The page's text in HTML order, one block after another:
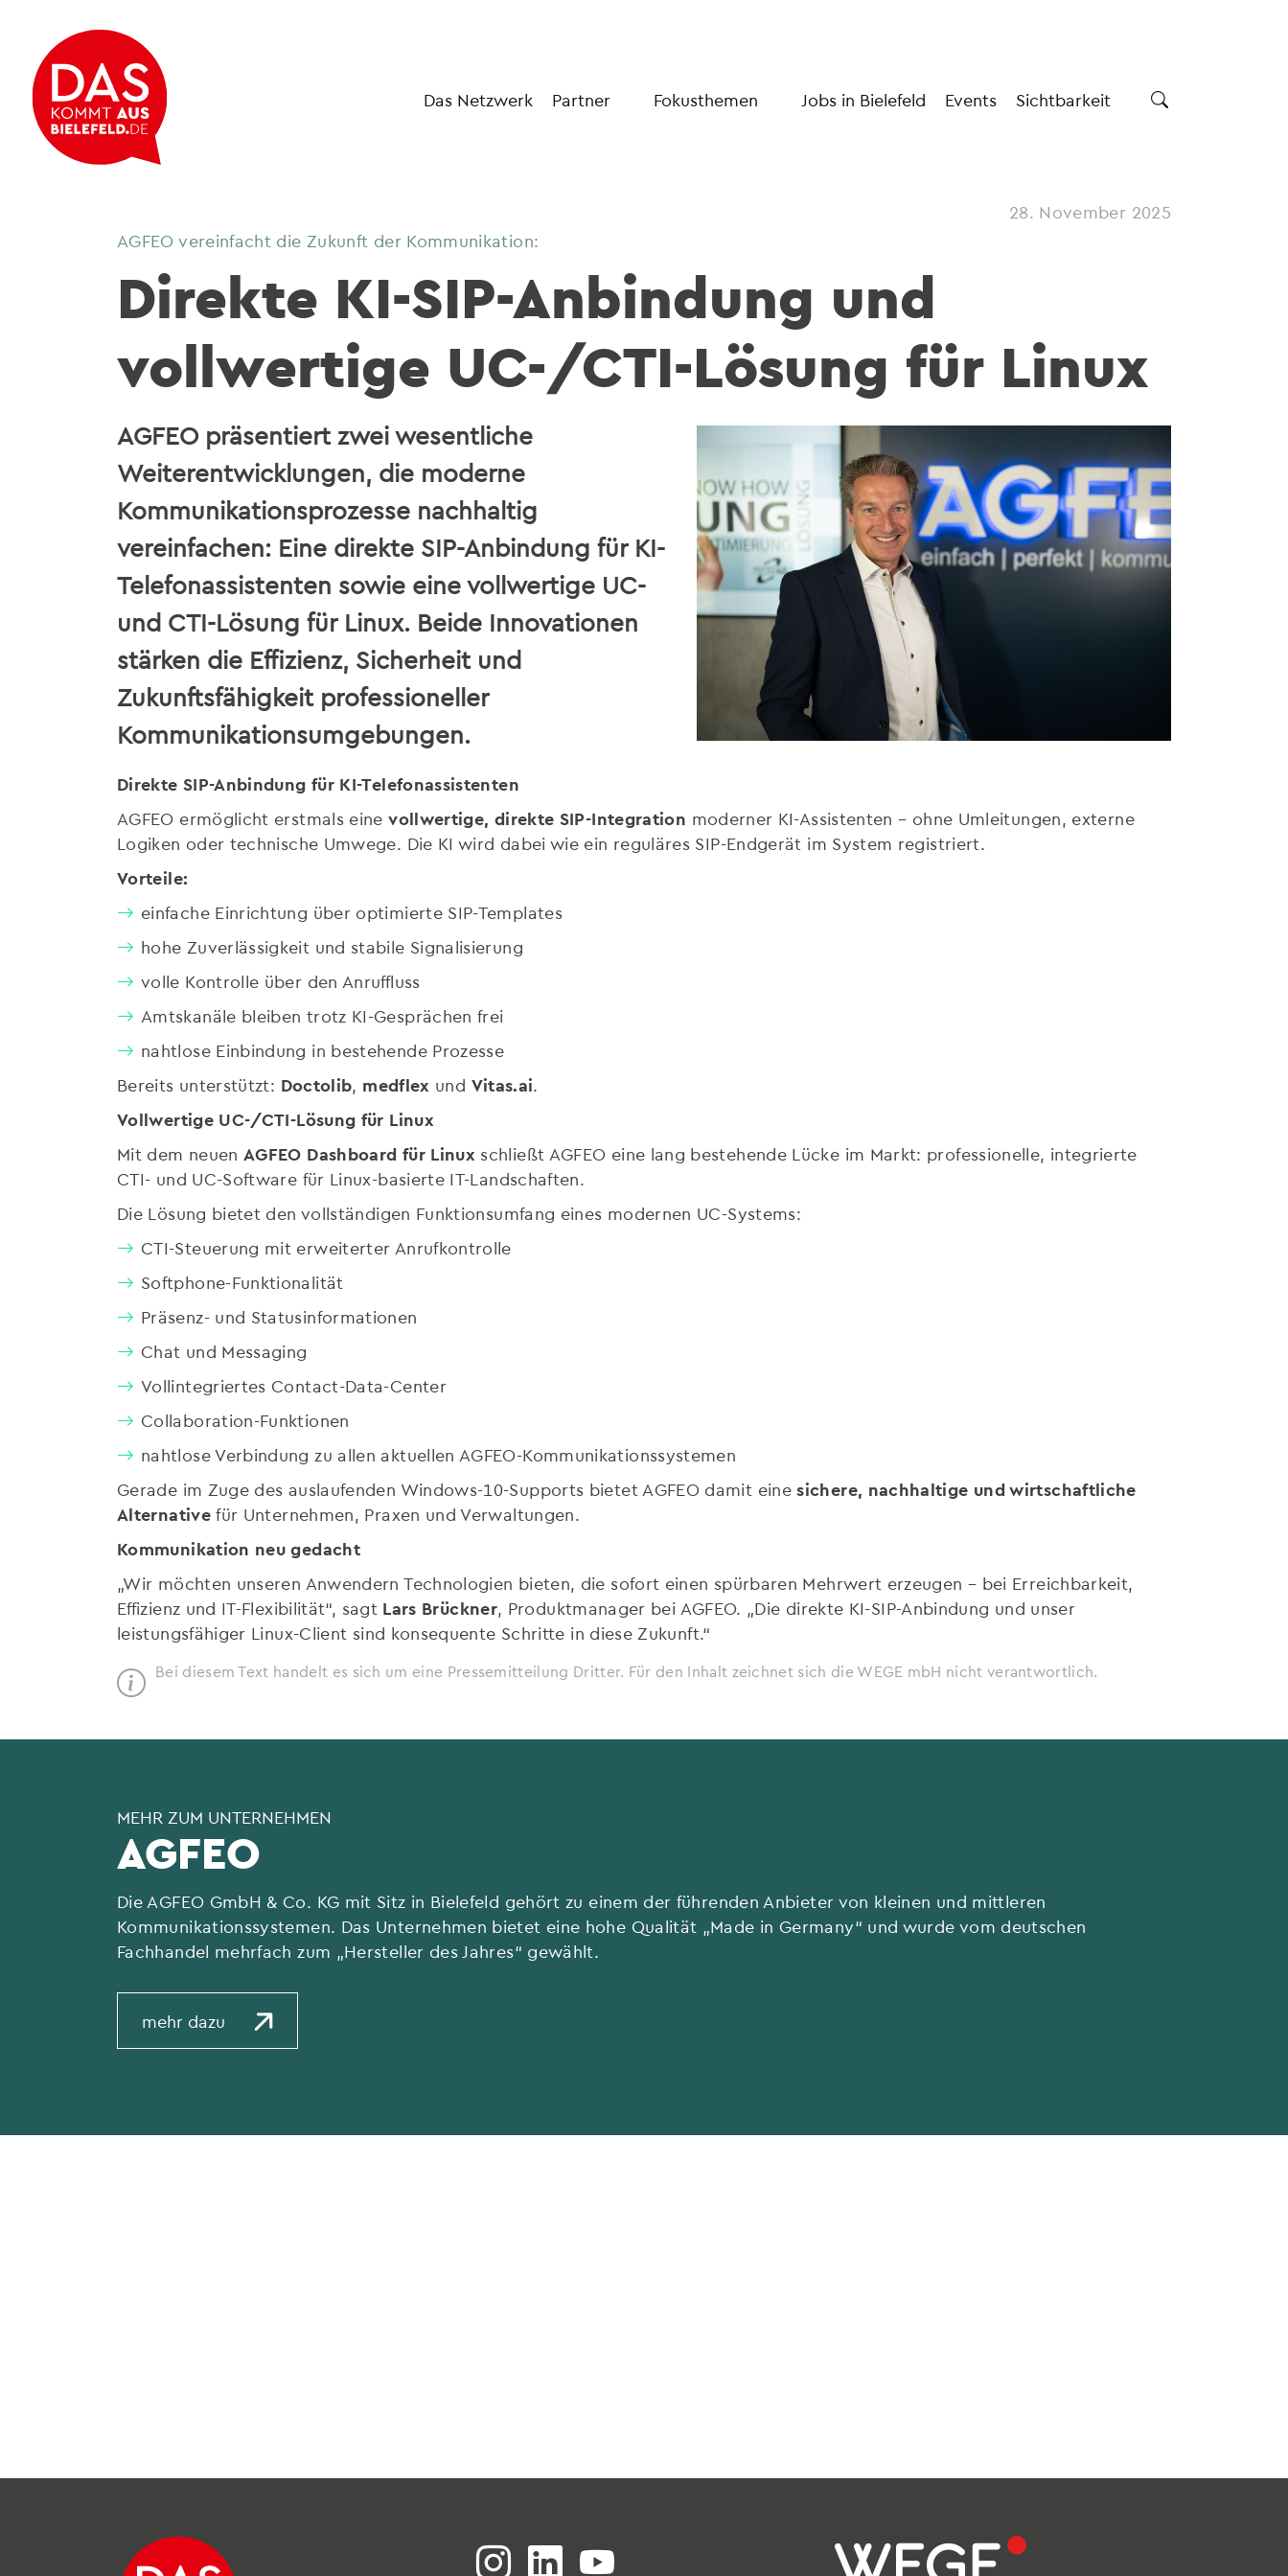
Das Netzwerk Partner Fokusthemen Jobs in Bielefeld Events Sichtbarkeit
28. November 2025
AGFEO vereinfacht die Zukunft der Kommunikation:
Direkte KI-SIP-Anbindung und
vollwertige UC-/CTI-Lösung für Linux
AGFEO präsentiert zwei wesentliche
Weiterentwicklungen, die moderne
Kommunikationsprozesse nachhaltig
vereinfachen: Eine direkte SIP-Anbindung für KI-
Telefonassistenten sowie eine vollwertige UC-
und CTI-Lösung für Linux. Beide Innovationen
stärken die Effizienz, Sicherheit und
Zukunftsfähigkeit professioneller
Kommunikationsumgebungen.
Direkte SIP-Anbindung für KI-Telefonassistenten
AGFEO ermöglicht erstmals einevollwertige, direkte SIP-Integration moderner KI-Assistenten – ohne Umleitungen, externe
Logiken oder technische Umwege. Die KI wird dabei wie ein reguläres SIP-Endgerät im System registriert.
Vorteile:
einfache Einrichtung über optimierte SIP-Templates
hohe Zuverlässigkeit und stabile Signalisierung
volle Kontrolle über den Anruffluss
Amtskanäle bleiben trotz KI-Gesprächen frei
nahtlose Einbindung in bestehende Prozesse
Bereits unterstützt: Doctolib medflex und Vitas.ai
Vollwertige UC-/CTI-Lösung für Linux
Mit dem neuen AGFEO Dashboard für Linux schließt AGFEO eine lang bestehende Lücke im Markt: professionelle, integrierte
CTI- und UC-Software für Linux-basierte IT-Landschaften.
Die Lösung bietet den vollständigen Funktionsumfang eines modernen UC-Systems:
CTI-Steuerung mit erweiterter Anrufkontrolle
Softphone-Funktionalität
Präsenz- und Statusinformationen
Chat und Messaging
Vollintegriertes Contact-Data-Center
Collaboration-Funktionen
nahtlose Verbindung zu allen aktuellen AGFEO-Kommunikationssystemen
Gerade im Zuge des auslaufenden Windows-10-Supports bietet AGFEO damit eine sichere, nachhaltige und wirtschaftliche
Alternativefür Unternehmen, Praxen und Verwaltungen.
Kommunikation neu gedacht
„Wir möchten unseren Anwendern Technologien bieten, die sofort einen spürbaren Mehrwert erzeugen – bei Erreichbarkeit,
Effizienz und IT-Flexibilität“, sagt Lars Brückner , Produktmanager bei AGFEO. „Die direkte KI-SIP-Anbindung und unser
leistungsfähiger Linux-Client sind konsequente Schritte in diese Zukunft.“
Bei diesem Text handelt es sich um eine Pressemitteilung Dritter. Für den Inhalt zeichnet sich die WEGE mbH nicht verantwortlich.
MEHR ZUM UNTERNEHMEN
AGFEO
Die AGFEO GmbH & Co. KG mit Sitz in Bielefeld gehört zu einem der führenden Anbieter von kleinen und mittleren
Kommunikationssystemen. Das Unternehmen bietet eine hohe Qualität „Made in Germany“ und wurde vom deutschen
Fachhandel mehrfach zum „Hersteller des Jahres“ gewählt.
mehr dazu